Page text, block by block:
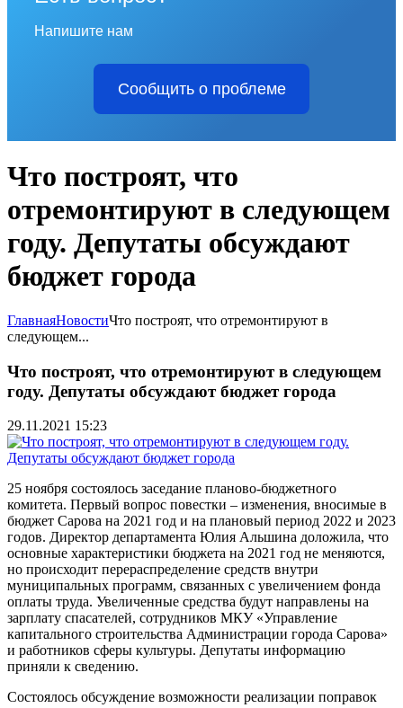
Напишите нам
Сообщить о проблеме
Что построят, что
отремонтируют в следующем
году. Депутаты обсуждают
бюджет города
ГлавнаяНовостиЧто построят, что отремонтируют в
следующем...
Что построят, что отремонтируют в следующем
году. Депутаты обсуждают бюджет города
29.11.2021 15:23
25 ноября состоялось заседание планово-бюджетного
комитета. Первый вопрос повестки – изменения, вносимые в
бюджет Сарова на 2021 год и на плановый период 2022 и 2023
годов. Директор департамента Юлия Альшина доложила, что
основные характеристики бюджета на 2021 год не меняются,
но происходит перераспределение средств внутри
муниципальных программ, связанных с увеличением фонда
оплаты труда. Увеличенные средства будут направлены на
зарплату спасателей, сотрудников МКУ «Управление
капитального строительства Администрации города Сарова»
и работников сферы культуры. Депутаты информацию
приняли к сведению.
Состоялось обсуждение возможности реализации поправок